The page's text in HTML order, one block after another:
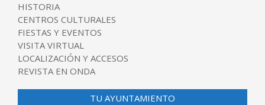
HISTORIA
CENTROS CULTURALES
FIESTAS Y EVENTOS
VISITA VIRTUAL
LOCALIZACIÓN Y ACCESOS
REVISTA EN ONDA
TU AYUNTAMIENTO